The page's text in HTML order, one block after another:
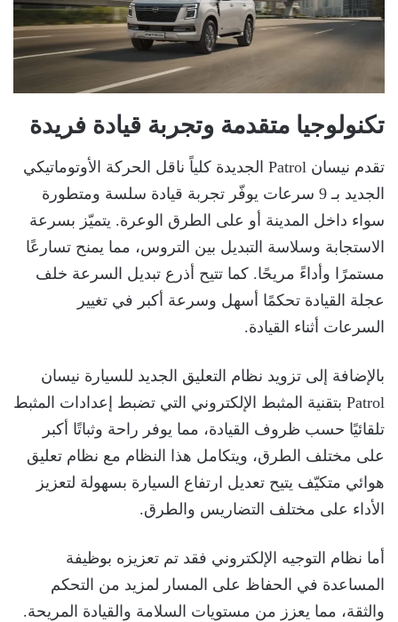
تكنولوجيا متقدمة وتجربة قيادة فريدة
تقدم نيسان Patrol الجديدة كلياً ناقل الحركة الأوتوماتيكي
الجديد بـ 9 سرعات يوفّر تجربة قيادة سلسة ومتطورة
سواء داخل المدينة أو على الطرق الوعرة. يتميّز بسرعة
الاستجابة وسلاسة التبديل بين التروس، مما يمنح تسارعًا
مستمرًا وأداءً مريحًا. كما تتيح أذرع تبديل السرعة خلف
عجلة القيادة تحكمًا أسهل وسرعة أكبر في تغيير
السرعات أثناء القيادة.
بالإضافة إلى تزويد نظام التعليق الجديد للسيارة نيسان
Patrol بتقنية المثبط الإلكتروني التي تضبط إعدادات المثبط
تلقائيًا حسب ظروف القيادة، مما يوفر راحة وثباتًا أكبر
على مختلف الطرق، ويتكامل هذا النظام مع نظام تعليق
هوائي متكيّف يتيح تعديل ارتفاع السيارة بسهولة لتعزيز
الأداء على مختلف التضاريس والطرق.
أما نظام التوجيه الإلكتروني فقد تم تعزيزه بوظيفة
المساعدة في الحفاظ على المسار لمزيد من التحكم
والثقة، مما يعزز من مستويات السلامة والقيادة المريحة.